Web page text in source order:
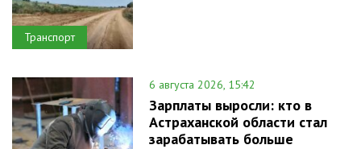
Транспорт
6 августа 2026, 15:42
Зарплаты выросли: кто в
Астраханской области стал
зарабатывать больше